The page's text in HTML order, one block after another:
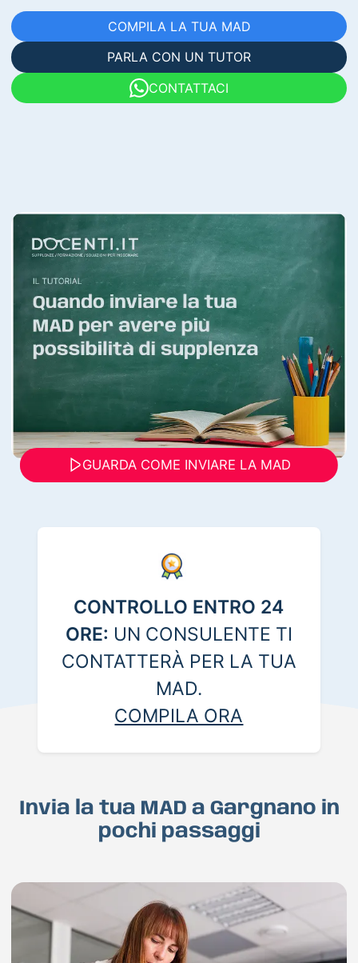
COMPILA LA TUA MAD
PARLA CON UN TUTOR
CONTATTACI
GUARDA COME INVIARE LA MAD
CONTROLLO ENTRO 24
ORE: UN CONSULENTE TI
CONTATTERÀ PER LA TUA
MAD.
COMPILA ORA
Invia la tua MAD a Gargnano in
pochi passaggi